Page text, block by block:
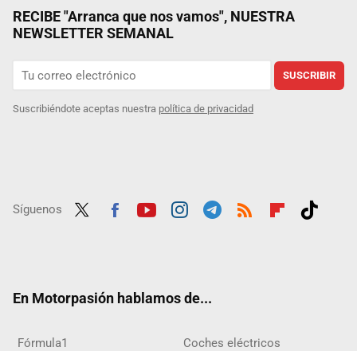
RECIBE "Arranca que nos vamos", NUESTRA
NEWSLETTER SEMANAL
SUSCRIBIR
Suscribiéndote aceptas nuestra política de privacidad
Síguenos
En Motorpasión hablamos de...
Fórmula1 Coches eléctricos